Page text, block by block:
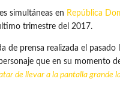
simultáneas en República
trimestre del 2017.
prensa realizada el
que en su momento
de llevar a la pantalla